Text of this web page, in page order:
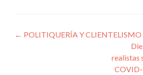
Navegación
← POLITIQUERÍA Y CLIENTELISMO
realistas
COVID-